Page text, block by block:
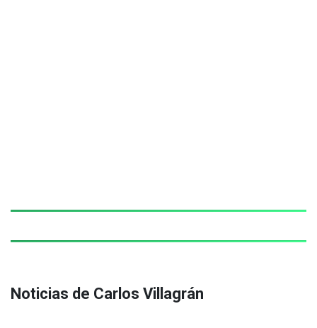
Noticias de Carlos Villagrán